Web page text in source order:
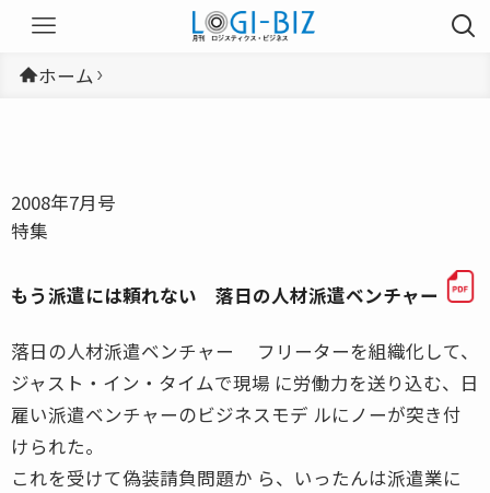
ホーム
2008年7月号
特集
もう派遣には頼れない 落日の人材派遣ベンチャー
落日の人材派遣ベンチャー フリーターを組織化して、
ジャスト・イン・タイムで現場 に労働力を送り込む、日
雇い派遣ベンチャーのビジネスモデ ルにノーが突き付
けられた。
これを受けて偽装請負問題か ら、いったんは派遣業に